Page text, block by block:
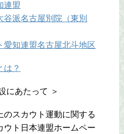
連盟
派名古屋別院（東別
愛知連盟名古屋北斗地区
は？
にあたって ＞
のスカウト運動に関する
ウト日本連盟ホームペー